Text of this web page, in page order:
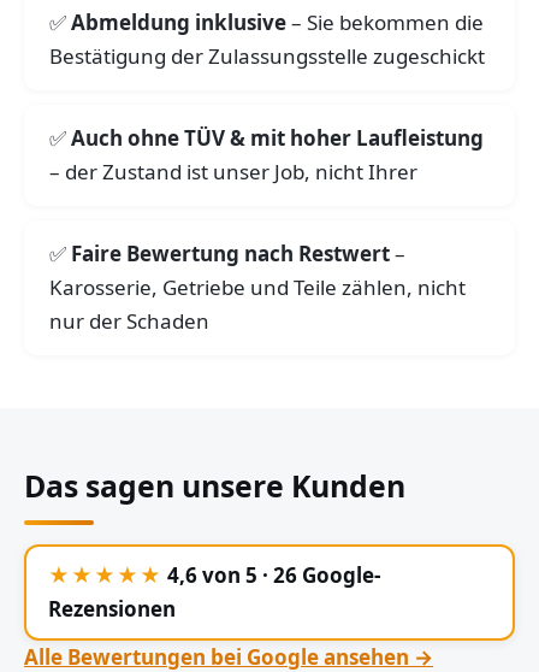
Abmeldung inklusive– Sie bekommen die
Bestätigung der Zulassungsstelle zugeschickt
Auch ohne TÜV & mit hoher Laufleistung
– der Zustand ist unser Job, nicht Ihrer
Faire Bewertung nach Restwert–
Karosserie, Getriebe und Teile zählen, nicht
nur der Schaden
Das sagen unsere Kunden
★★★★★ 4,6 von 5 · 26 Google-
Rezensionen
Alle Bewertungen bei Google ansehen →